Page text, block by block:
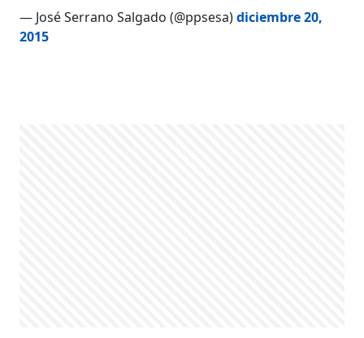
— José Serrano Salgado (@ppsesa)diciembre 20,
2015